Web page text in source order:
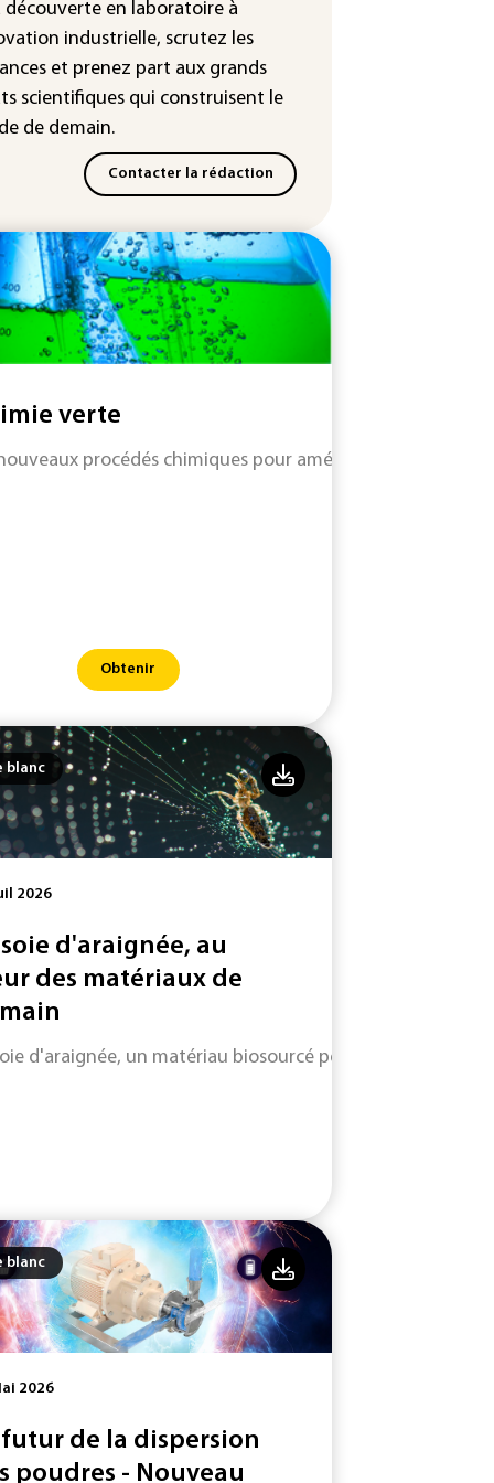
dans les prochains jours en
découverte en laboratoire à
industrielle, scrutez les
et prenez part aux grands
scientifiques qui construisent le
de demain.
Contacter la rédaction
verte
procédés chimiques pour améliorer les
Obtenir
blanc
2026
soie d'araignée, au
des matériaux de
d'araignée, un matériau biosourcé performant et
blanc
2026
futur de la dispersion
poudres - Nouveau